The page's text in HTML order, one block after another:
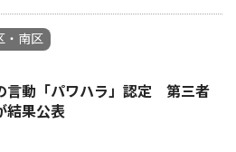
・南区
言動「パワハラ」認定 第三者
結果公表